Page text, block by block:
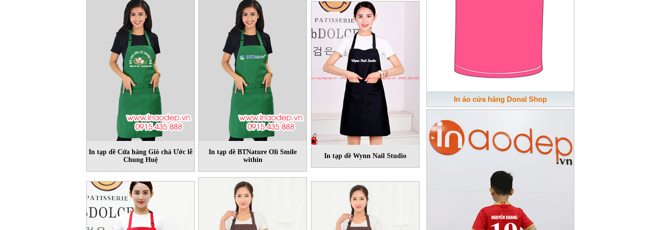
In tạp dề Cửa hàng Giò chả Ước lễ
Chung Huệ
In tạp dề BTNature Oli Smile
within
In tạp dề Wynn Nail Studio
In áo cửa hàng Donal Shop